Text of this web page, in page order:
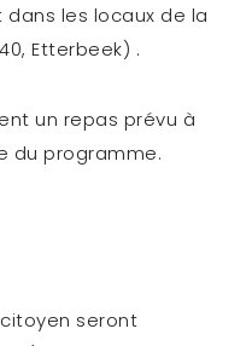
les locaux de la
Etterbeek) .
un repas prévu à
du programme.
seront